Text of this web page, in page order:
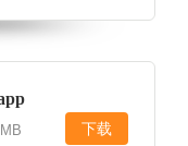
仪的游戏资源。
下载